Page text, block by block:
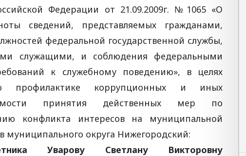
Федерации от 21.09.2009г. №1065 «О
сведений, представляемых гражданами,
федеральной государственной службы,
служащими, и соблюдения федеральными
к служебному поведению», в целях
профилактике коррупционных и иных
принятия действенных мер по
конфликта интересов на муниципальной
муниципального округа Нижегородский:
Уварову Светлану Викторовну